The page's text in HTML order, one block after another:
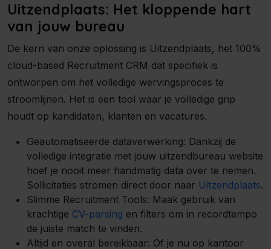
Uitzendplaats: Het kloppende hart
van jouw bureau
De kern van onze oplossing is Uitzendplaats, het 100%
cloud-based Recruitment CRM dat specifiek is
ontworpen om het volledige wervingsproces te
stroomlijnen. Het is een tool waar je volledige grip
houdt op kandidaten, klanten en vacatures.
Geautomatiseerde dataverwerking: Dankzij de
volledige integratie met jouw uitzendbureau website
hoef je nooit meer handmatig data over te nemen.
Sollicitaties stromen direct door naar Uitzendplaats.
Slimme Recruitment Tools: Maak gebruik van
krachtige CV-parsing en filters om in recordtempo
de juiste match te vinden.
Altijd en overal bereikbaar: Of je nu op kantoor